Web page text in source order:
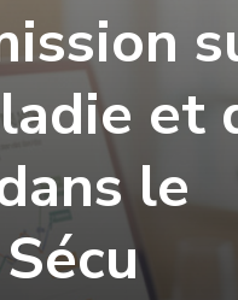
et
le